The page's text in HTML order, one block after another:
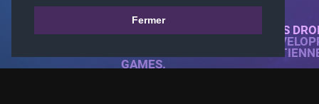
Fermer
© 2018-2026 KTARENA. TOUS
SITE WEB ENTIÈREMENT
TOUTES LES IMAGES
GAMES.